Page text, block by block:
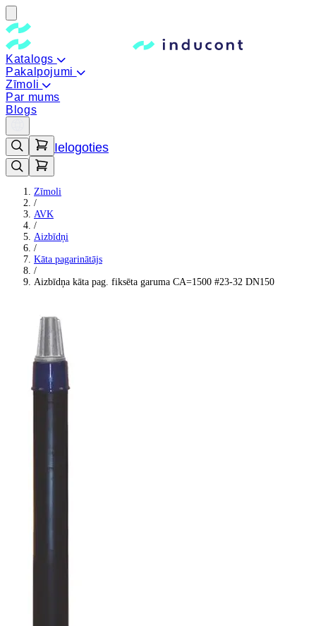
Katalogs
Pakalpojumi
Zīmoli
Par mums
Blogs
Ielogoties
Zīmoli
/
AVK
/
Aizbīdņi
/
Kāta pagarinātājs
/
Aizbīdņa kāta pag. fiksēta garuma CA=1500 #23-32 DN150